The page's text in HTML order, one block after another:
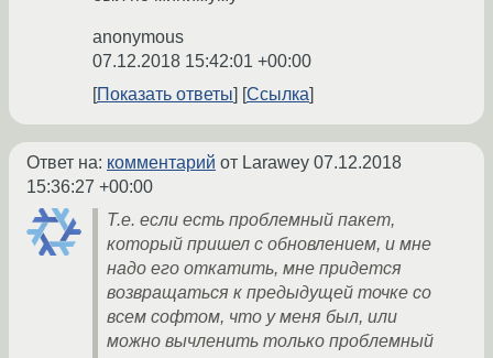
anonymous
07.12.2018 15:42:01 +00:00
Показать ответы
Ссылка
Ответ на: комментарий от Larawey 07.12.2018
15:36:27 +00:00
Т.е. если есть проблемный пакет,
который пришел с обновлением, и мне
надо его откатить, мне придется
возвращаться к предыдущей точке со
всем софтом, что у меня был, или
можно вычленить только проблемный